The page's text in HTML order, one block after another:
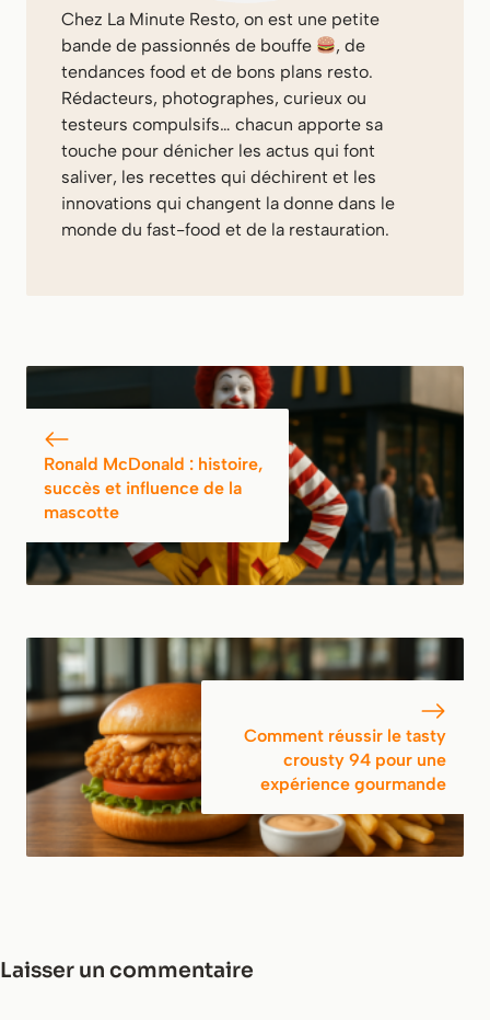
Chez La Minute Resto, on est une petite
bande de passionnés de bouffe
, de
tendances food et de bons plans resto.
Rédacteurs, photographes, curieux ou
testeurs compulsifs… chacun apporte sa
touche pour dénicher les actus qui font
saliver, les recettes qui déchirent et les
innovations qui changent la donne dans le
monde du fast-food et de la restauration.
Ronald McDonald : histoire,
succès et influence de la
mascotte
Comment réussir le tasty
crousty 94 pour une
expérience gourmande
Laisser un commentaire